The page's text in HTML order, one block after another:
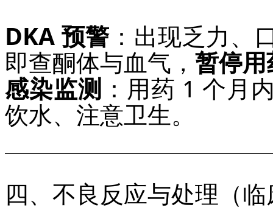
DKA 预警：出现乏力、
即查酮体与血气， 暂停用
感染监测 ：用药 1 个月
饮水、注意卫生。
四、不良反应与处理（